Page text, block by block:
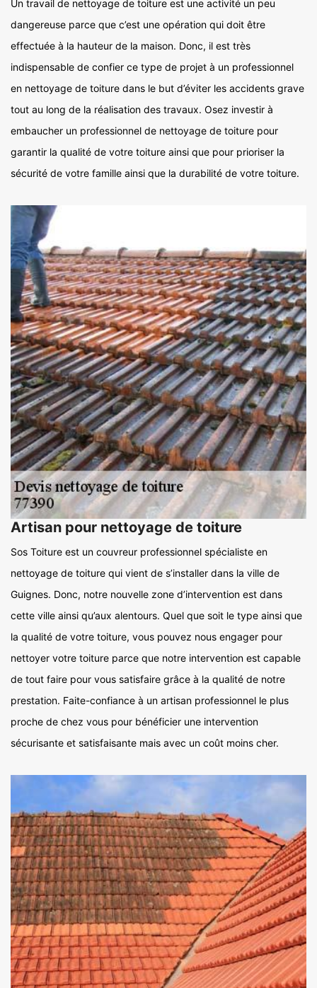
Un travail de nettoyage de toiture est une activité un peu
dangereuse parce que c’est une opération qui doit être
effectuée à la hauteur de la maison. Donc, il est très
indispensable de confier ce type de projet à un professionnel
en nettoyage de toiture dans le but d’éviter les accidents grave
tout au long de la réalisation des travaux. Osez investir à
embaucher un professionnel de nettoyage de toiture pour
garantir la qualité de votre toiture ainsi que pour prioriser la
sécurité de votre famille ainsi que la durabilité de votre toiture.
Artisan pour nettoyage de toiture
Sos Toiture est un couvreur professionnel spécialiste en
nettoyage de toiture qui vient de s’installer dans la ville de
Guignes. Donc, notre nouvelle zone d’intervention est dans
cette ville ainsi qu’aux alentours. Quel que soit le type ainsi que
la qualité de votre toiture, vous pouvez nous engager pour
nettoyer votre toiture parce que notre intervention est capable
de tout faire pour vous satisfaire grâce à la qualité de notre
prestation. Faite-confiance à un artisan professionnel le plus
proche de chez vous pour bénéficier une intervention
sécurisante et satisfaisante mais avec un coût moins cher.